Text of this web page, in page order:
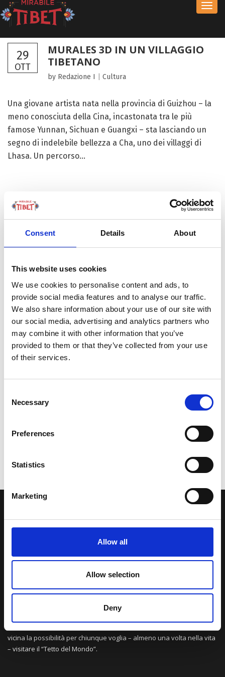
Consent Details About
This website uses cookies
We use cookies to personalise content and ads, to
provide social media features and to analyse our traffic.
We also share information about your use of our site with
our social media, advertising and analytics partners who
may combine it with other information that you’ve
provided to them or that they’ve collected from your use
of their services.
Selection
Necessary
Preferences
Statistics
Marketing
Allow all
Allow selection
Deny
29
OTT
MURALES 3D IN UN VILLAGGIO
TIBETANO
by Redazione I Cultura
Una giovane artista nata nella provincia di Guizhou – la
meno conosciuta della Cina, incastonata tra le più
famose Yunnan, Sichuan e Guangxi – sta lasciando un
segno di indelebile bellezza a Cha, uno dei villaggi di
Lhasa. Un percorso...
FOCUS TIBET
Una comunità di appassionati della cultura tibetana che hanno
avuto modo di viaggiare e conoscere questa meravigliosa regione.
paesaggi e la sua gente è capace di riempire il cuore.
vicina la possibilità per chiunque voglia – almeno una volta nella vita
– visitare il “Tetto del Mondo”.